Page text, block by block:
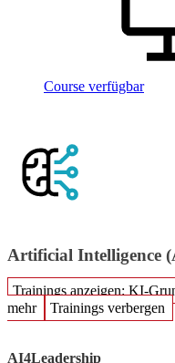
Course verfügbar
Artificial Intelligence
Trainings anzeigen: KI-
mehr
Trainings verbergen
AI4Leadership